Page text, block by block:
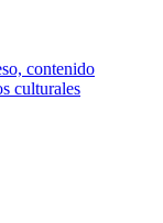
contenido
culturales